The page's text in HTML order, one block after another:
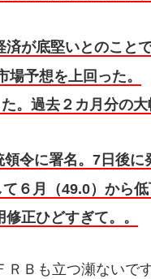
が底堅いとのことで
予想を上回った。
。過去２カ月分の
令に署名。7日後に
６月（49.0）から低
正ひどすぎて。。
Ｂも立つ瀬ないです